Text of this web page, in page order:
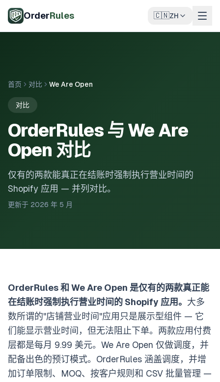
OrderRules 🇨🇳ZH
首页 对比 We Are Open
对比
OrderRules 与 We Are
Open 对比
仅有的两款能真正在结账时强制执行营业时间的
Shopify 应用 — 并列对比。
更新于 2026 年 5 月
OrderRules 和 We Are Open 是仅有的两款真正能
在结账时强制执行营业时间的 Shopify 应用。 大多
数所谓的"店铺营业时间"应用只是展示型组件 — 它
们能显示营业时间，但无法阻止下单。两款应用付费
层都是每月 9.99 美元。We Are Open 仅做调度，并
配备出色的预订模式。OrderRules 涵盖调度，并增
加订单限制、MOQ、按客户规则和 CSV 批量管理 —